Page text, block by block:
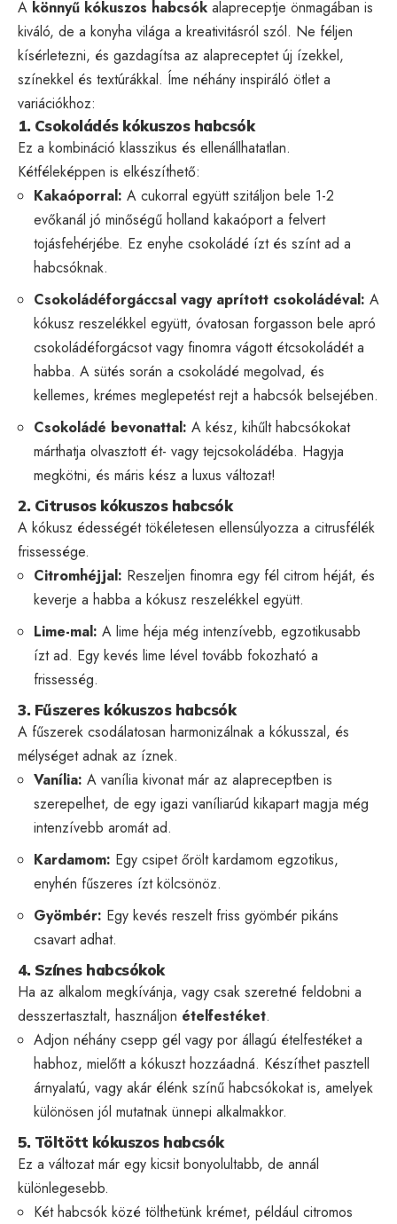
A könnyű kókuszos habcsók alapreceptje önmagában is
kiváló, de a konyha világa a kreativitásról szól. Ne féljen
kísérletezni, és gazdagítsa az alapreceptet új ízekkel,
színekkel és textúrákkal. Íme néhány inspiráló ötlet a
variációkhoz:
1. Csokoládés kókuszos habcsók
Ez a kombináció klasszikus és ellenállhatatlan.
Kétféleképpen is elkészíthető:
Kakaóporral: A cukorral együtt szitáljon bele 1-2
evőkanál jó minőségű holland kakaóport a felvert
tojásfehérjébe. Ez enyhe csokoládé ízt és színt ad a
habcsóknak.
Csokoládéforgáccsal vagy aprított csokoládéval: A
kókusz reszelékkel együtt, óvatosan forgasson bele apró
csokoládéforgácsot vagy finomra vágott étcsokoládét a
habba. A sütés során a csokoládé megolvad, és
kellemes, krémes meglepetést rejt a habcsók belsejében.
Csokoládé bevonattal: A kész, kihűlt habcsókokat
márthatja olvasztott ét- vagy tejcsokoládéba. Hagyja
megkötni, és máris kész a luxus változat!
2. Citrusos kókuszos habcsók
A kókusz édességét tökéletesen ellensúlyozza a citrusfélék
frissessége.
Citromhéjjal: Reszeljen finomra egy fél citrom héját, és
keverje a habba a kókusz reszelékkel együtt.
Lime-mal: A lime héja még intenzívebb, egzotikusabb
ízt ad. Egy kevés lime lével tovább fokozható a
frissesség.
3. Fűszeres kókuszos habcsók
A fűszerek csodálatosan harmonizálnak a kókusszal, és
mélységet adnak az íznek.
Vanília: A vanília kivonat már az alapreceptben is
szerepelhet, de egy igazi vaníliarúd kikapart magja még
intenzívebb aromát ad.
Kardamom: Egy csipet őrölt kardamom egzotikus,
enyhén fűszeres ízt kölcsönöz.
Gyömbér: Egy kevés reszelt friss gyömbér pikáns
csavart adhat.
4. Színes habcsókok
Ha az alkalom megkívánja, vagy csak szeretné feldobni a
desszertasztalt, használjon ételfestéket.
Adjon néhány csepp gél vagy por állagú ételfestéket a
habhoz, mielőtt a kókuszt hozzáadná. Készíthet pasztell
árnyalatú, vagy akár élénk színű habcsókokat is, amelyek
különösen jól mutatnak ünnepi alkalmakkor.
5. Töltött kókuszos habcsók
Ez a változat már egy kicsit bonyolultabb, de annál
különlegesebb.
Két habcsók közé tölthetünk krémet, például citromos